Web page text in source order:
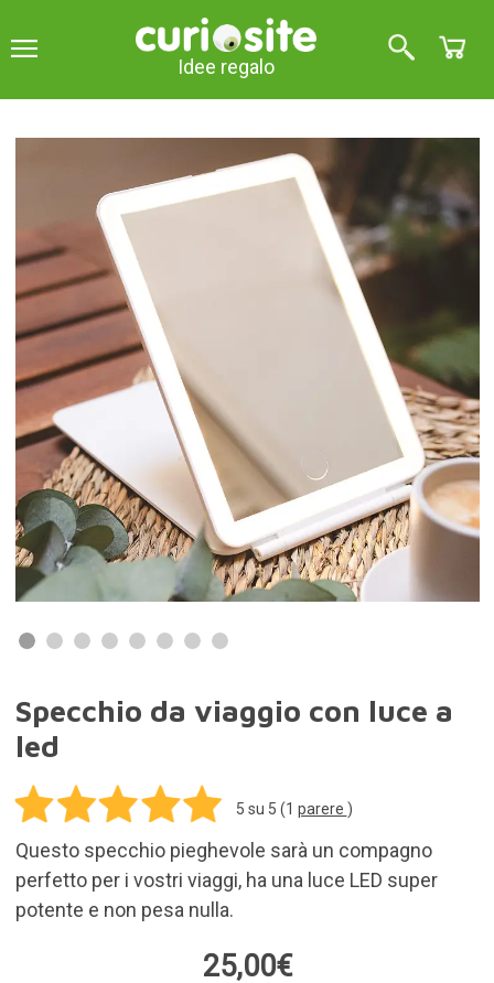
Idee regalo
Specchio da viaggio con luce a
led
5 su 5 (1 parere )
Questo specchio pieghevole sarà un compagno
perfetto per i vostri viaggi, ha una luce LED super
potente e non pesa nulla.
25,00€